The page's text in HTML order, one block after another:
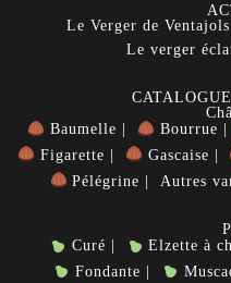
Le Verger de Ventajols
Le verger
Baumelle
Bourrue
Figarette
Gascaise
Pélégrine
Autres
Curé
Elzette à
Fondante